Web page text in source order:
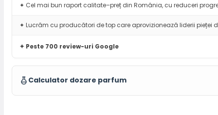
✦ Cel mai bun raport calitate–preț din România, cu reduceri
✦ Lucrăm cu producători de top care aprovizionează liderii pieței
✦ Peste 700 review-uri Google
Calculator dozare parfum